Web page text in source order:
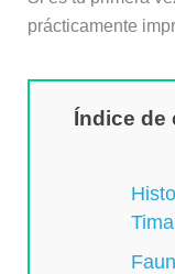
prácticamente
Índice de